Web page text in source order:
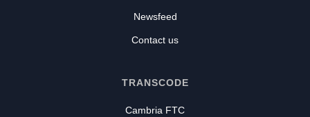
Newsfeed
Contact us
TRANSCODE
Cambria FTC